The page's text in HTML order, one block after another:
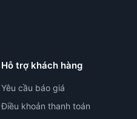
Hỗ trợ khách hàng
Yêu cầu báo giá
Điều khoản thanh toán